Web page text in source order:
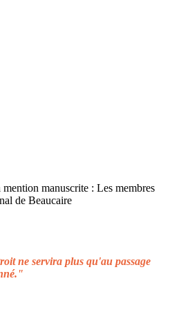
ne servira plus qu'au passage